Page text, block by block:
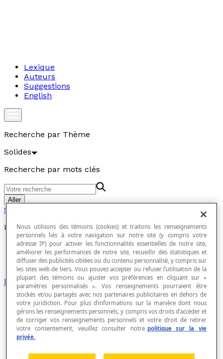
Lexique
Auteurs
Suggestions
English
Recherche par Thème
Solides
Recherche par mots clés
Aller
Solides
Pyramide à base rhombique
Pyramidedont la base est unlosange.
Nous utilisons des témoins (cookies) et traitons les renseignements
personnels liés à votre navigation sur notre site (y compris votre
adresse IP) pour activer les fonctionnalités essentielles de notre site,
améliorer les performances de notre site, recueillir des statistiques et
diffuser des publicités ciblées ou du contenu personnalisé, y compris sur
les sites web de tiers. Vous pouvez accepter ou refuser l’utilisation de la
plupart des témoins ou ajuster vos préférences en cliquant sur «
paramètres personnalisés ». Vos renseignements pourraient être
stockés et/ou partagés avec nos partenaires publicitaires en dehors de
votre juridiction. Pour plus d’informations sur la manière dont nous
gérons les renseignements personnels, y compris vos droits d’accéder et
de corriger vos renseignements personnels et votre droit de retirer
votre consentement, veuillez consulter notre politique sur la vie
privée.